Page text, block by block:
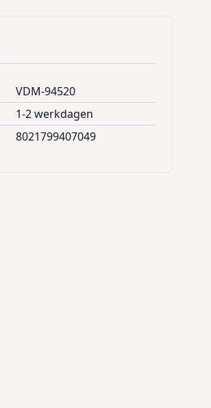
VDM-94520
1-2 werkdagen
8021799407049